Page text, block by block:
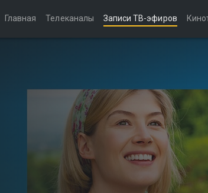
Главная Телеканалы Записи ТВ-эфиров